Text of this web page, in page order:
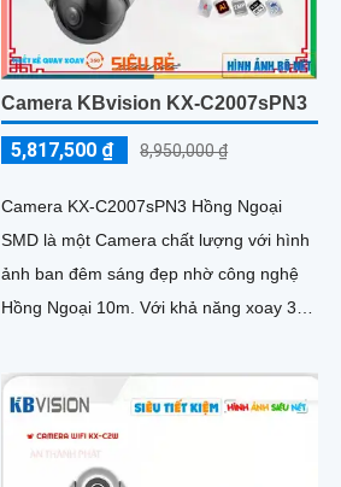
Camera KBvision KX-C2007sPN3
5,817,500 ₫ 8,950,000 ₫
Camera KX-C2007sPN3 Hồng Ngoại
SMD là một Camera chất lượng với hình
ảnh ban đêm sáng đẹp nhờ công nghệ
Hồng Ngoại 10m. Với khả năng xoay 360
gian rộng mà vẫn giữ được tầm nhìn rõ
ràng